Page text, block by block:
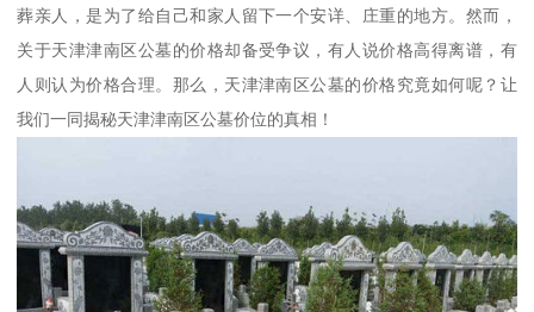
葬亲人，是为了给自己和家人留下一个安详、庄重的地方。然而，
关于天津津南区公墓的价格却备受争议，有人说价格高得离谱，有
人则认为价格合理。那么，天津津南区公墓的价格究竟如何呢？让
我们一同揭秘天津津南区公墓价位的真相！